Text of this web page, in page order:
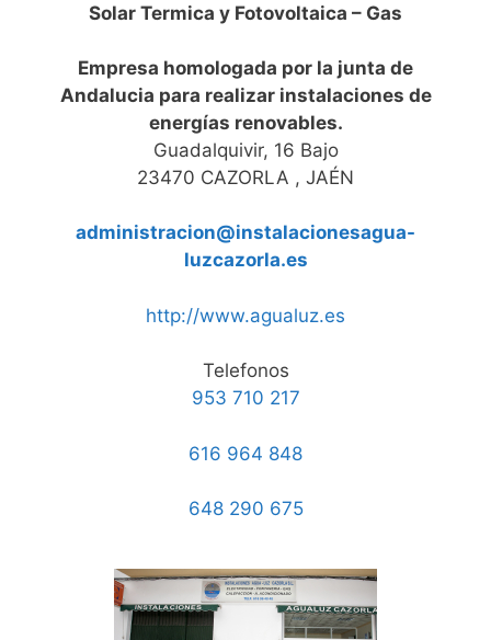
Solar Termica y Fotovoltaica – Gas
Empresa homologada por la junta de
Andalucia para realizar instalaciones de
energías renovables.
Guadalquivir, 16 Bajo
23470 CAZORLA , JAÉN
administracion@instalacionesagua-
luzcazorla.es
http://www.agualuz.es
Telefonos
953 710 217
616 964 848
648 290 675